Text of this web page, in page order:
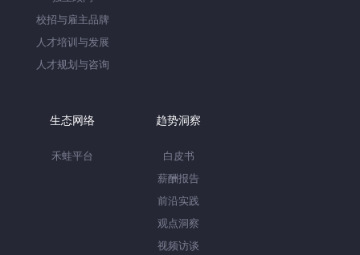
校招与雇主品牌
人才培训与发展
人才规划与咨询
生态网络
禾蛙平台
趋势洞察
白皮书
薪酬报告
前沿实践
观点洞察
视频访谈